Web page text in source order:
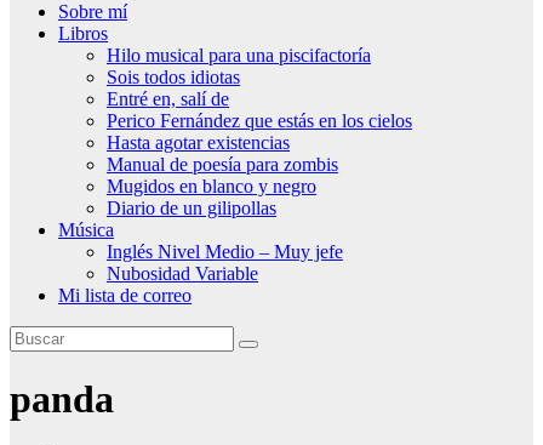
Sobre mí
Libros
Hilo musical para una piscifactoría
Sois todos idiotas
Entré en, salí de
Perico Fernández que estás en los cielos
Hasta agotar existencias
Manual de poesía para zombis
Mugidos en blanco y negro
Diario de un gilipollas
Música
Inglés Nivel Medio – Muy jefe
Nubosidad Variable
Mi lista de correo
panda